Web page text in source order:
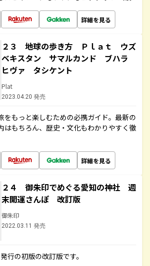
詳細を見る
２３ 地球の歩き方 Ｐｌａｔ ウズ
ベキスタン サマルカンド ブハラ
ヒヴァ タシケント
Plat
2023.04.20 発売
をもっと楽しむための必携ガイド。最新の
はもちろん、歴史・文化もわかりやすく徹
詳細を見る
２４ 御朱印でめぐる愛知の神社 週
末開運さんぽ 改訂版
御朱印
2022.03.11 発売
行の初版の改訂版です。